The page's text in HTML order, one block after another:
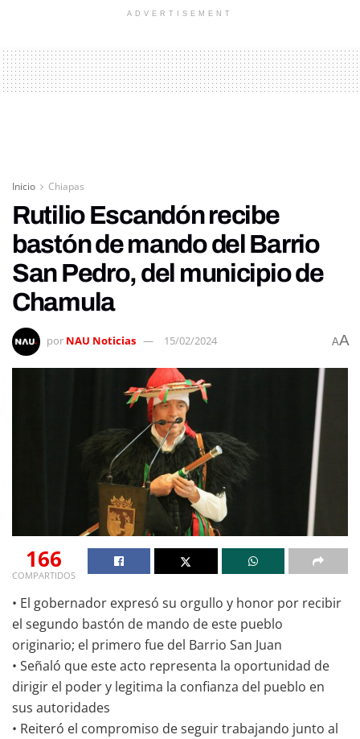
ADVERTISEMENT
Inicio Chiapas
Rutilio Escandón recibe
bastón de mando del Barrio
San Pedro, del municipio de
Chamula
por NAU Noticias 15/02/2024 AA
166
COMPARTIDOS
• El gobernador expresó su orgullo y honor por recibir
el segundo bastón de mando de este pueblo
originario; el primero fue del Barrio San Juan
• Señaló que este acto representa la oportunidad de
dirigir el poder y legitima la confianza del pueblo en
sus autoridades
• Reiteró el compromiso de seguir trabajando junto al